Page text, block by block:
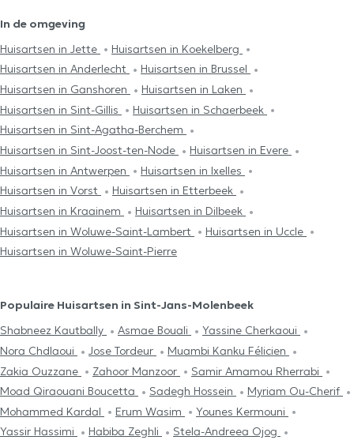
In de omgeving
Huisartsen in Jette
Huisartsen in Koekelberg
Huisartsen in Anderlecht
Huisartsen in Brussel
Huisartsen in Ganshoren
Huisartsen in Laken
Huisartsen in Sint-Gillis
Huisartsen in Schaerbeek
Huisartsen in Sint-Agatha-Berchem
Huisartsen in Sint-Joost-ten-Node
Huisartsen in Evere
Huisartsen in Antwerpen
Huisartsen in Ixelles
Huisartsen in Vorst
Huisartsen in Etterbeek
Huisartsen in Kraainem
Huisartsen in Dilbeek
Huisartsen in Woluwe-Saint-Lambert
Huisartsen in Uccle
Huisartsen in Woluwe-Saint-Pierre
Populaire Huisartsen in Sint-Jans-Molenbeek
Shabneez Kautbally
Asmae Bouali
Yassine Cherkaoui
Nora Chdlaoui
Jose Tordeur
Muambi Kanku Félicien
Zakia Ouzzane
Zahoor Manzoor
Samir Amamou Rherrabi
Moad Qiraouani Boucetta
Sadegh Hossein
Myriam Ou-Cherif
Mohammed Kardal
Erum Wasim
Younes Kermouni
Yassir Hassimi
Habiba Zeghli
Stela-Andreea Ojog